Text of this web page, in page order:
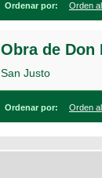
Ordenar por: Orden
Obra de Don
San Justo
Ordenar por: Orden